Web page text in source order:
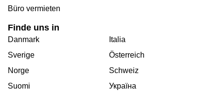
Büro vermieten
Finde uns in
Danmark
Sverige
Norge
Suomi
Italia
Österreich
Schweiz
Україна